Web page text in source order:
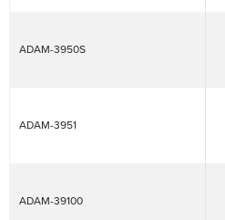
ADAM-3950S
ADAM-3951
ADAM-39100